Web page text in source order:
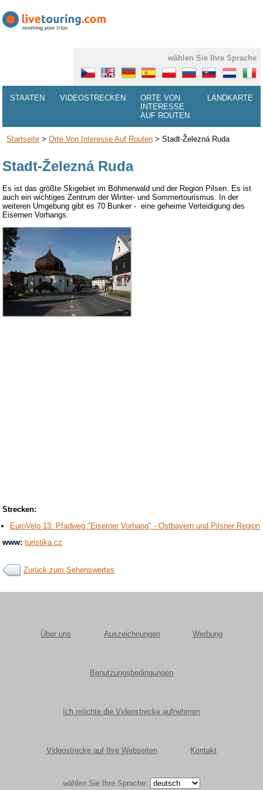
wählen Sie Ihre Sprache
STAATEN VIDEOSTRECKEN
ORTE VON
INTERESSE
AUF ROUTEN
LANDKARTE
Startseite> Orte Von Interesse Auf Routen> Stadt-Železná Ruda
Stadt-Železná Ruda
Es ist das größte Skigebiet im Böhmerwald und der Region Pilsen. Es ist
auch ein wichtiges Zentrum der Winter- und Sommertourismus
In der
weiteren Umgebung gibt es 70 Bunker - einegeheime Verteidigung des
Eisernen Vorhangs
Strecken:
EuroVelo 13. Pfadweg "Eiserner Vorhang" - Ostbayern und Pilsner Region
www: turistika.cz
Zurück zum Sehenswertes
Über uns Auszeichnungen Werbung
Benutzungsbedingungen
Ich möchte die Videostrecke aufnehmen
Videostrecke auf Ihre Webseiten Kontakt
wählen Sie Ihre Sprache: